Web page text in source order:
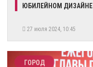
ЮБИЛЕЙНОМ ДИЗАЙНЕ
27 июля 2024, 10:45
ГОРОД